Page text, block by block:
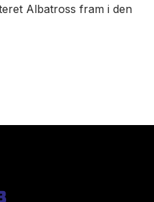
Albatross fram i den